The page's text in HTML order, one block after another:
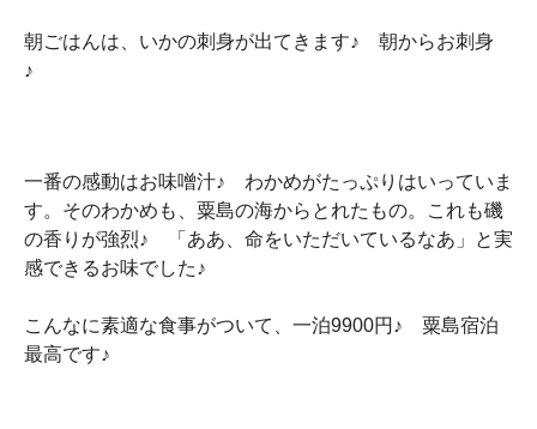
朝ごはんは、いかの刺身が出てきます♪ 朝からお刺身
♪
一番の感動はお味噌汁♪ わかめがたっぷりはいっていま
す。そのわかめも、粟島の海からとれたもの。これも磯
の香りが強烈♪ 「ああ、命をいただいているなあ」と実
感できるお味でした♪
こんなに素適な食事がついて、一泊9900円♪ 粟島宿泊
最高です♪